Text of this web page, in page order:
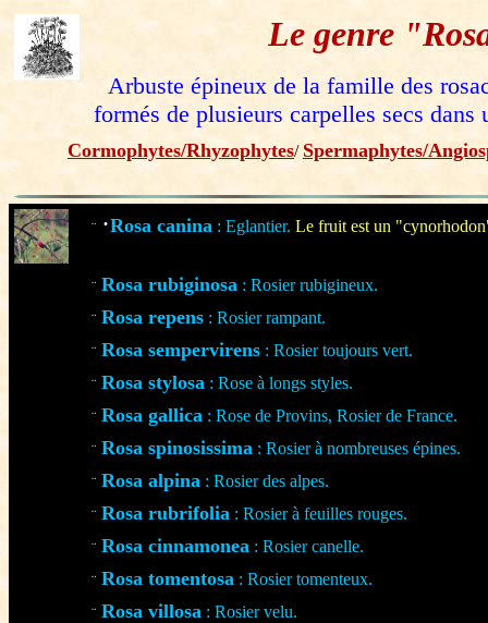
Le genre
Arbuste épineux de la famille des
formés de plusieurs carpelles secs dans
Cormophytes/Rhyzophytes/ Spermaphytes/
¨ ·Rosa canina : Eglantier. Le fruit est un
¨ Rosa rubiginosa : Rosier rubigineux.
¨ Rosa repens : Rosier rampant.
¨ Rosa sempervirens : Rosier toujours vert.
¨ Rosa stylosa : Rose à longs styles.
¨ Rosa gallica : Rose de Provins, Rosier de France.
¨ Rosa spinosissima : Rosier à nombreuses épines.
¨ Rosa alpina : Rosier des alpes.
¨ Rosa rubrifolia : Rosier à feuilles rouges.
¨ Rosa cinnamonea : Rosier canelle.
¨ Rosa tomentosa : Rosier tomenteux.
¨ Rosa villosa : Rosier velu.